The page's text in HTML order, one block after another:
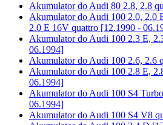
Akumulator do Audi 80 2.8, 2.8
Akumulator do Audi 100 2.0, 2.0
2.0 E 16V quattro [12.1990 -
Akumulator do Audi 100 2.3 E,
06.1994]
Akumulator do Audi 100 2.6, 2.6
Akumulator do Audi 100 2.8 E,
06.1994]
Akumulator do Audi 100 S4
06.1994]
Akumulator do Audi 100 S4 V8